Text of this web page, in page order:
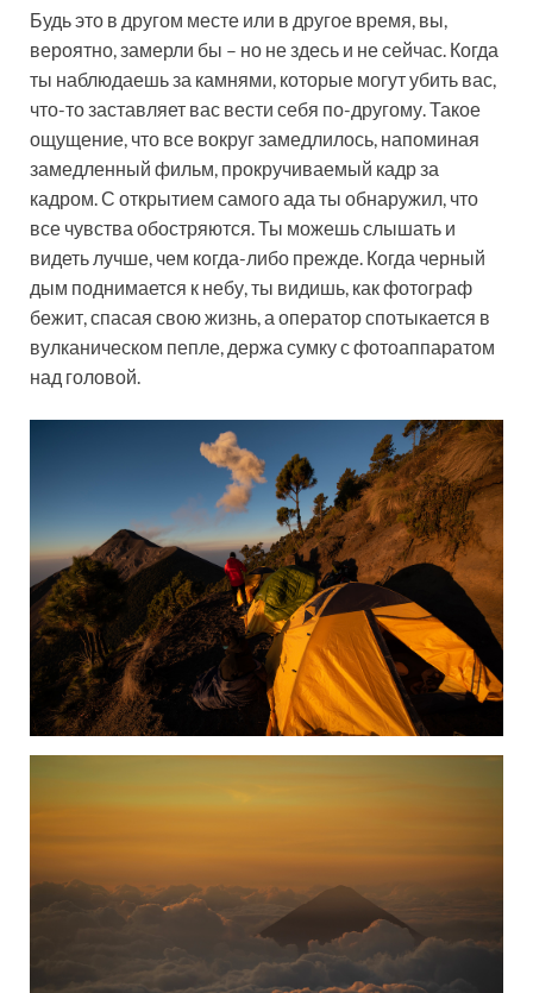
Будь это в другом месте или в другое время, вы,
вероятно, замерли бы – но не здесь и не сейчас. Когда
ты наблюдаешь за камнями, которые могут убить вас,
что-то заставляет вас вести себя по-другому. Такое
ощущение, что все вокруг замедлилось, напоминая
замедленный фильм, прокручиваемый кадр за
кадром. С открытием самого ада ты обнаружил, что
все чувства обостряются. Ты можешь слышать и
видеть лучше, чем когда-либо прежде. Когда черный
дым поднимается к небу, ты видишь, как фотограф
бежит, спасая свою жизнь, а оператор спотыкается в
вулканическом пепле, держа сумку с фотоаппаратом
над головой.